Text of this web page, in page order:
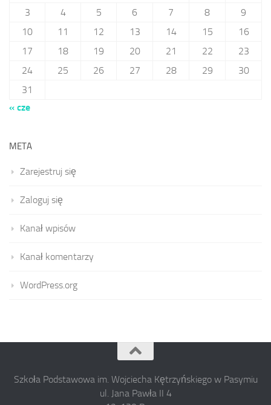
3
4 5 6 7 8
9
10
11 12 13 14 15
16
17
18 19 20 21 22
23
24
25 26 27 28 29
30
31
« cze
META
Zarejestruj się
Zaloguj się
Kanał wpisów
Kanał komentarzy
WordPress.org
Szkoła Podstawowa im. Wojciecha Kętrzyńskiego w Pasymiu
ul. Jana Pawła II 4